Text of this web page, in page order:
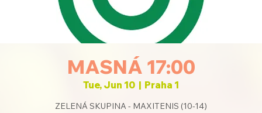
MASNÁ 17:00
Tue, Jun 10
  |
Praha 1
ZELENÁ SKUPINA - MAXITENIS (10-14)